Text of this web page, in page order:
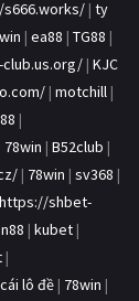
| ty
| ea88 | TG88 |
| KJC
| motchill |
|
78win | B52club |
| 78win | sv368 |
https://shbet-
| kubet |
|
lô đề | 78win |